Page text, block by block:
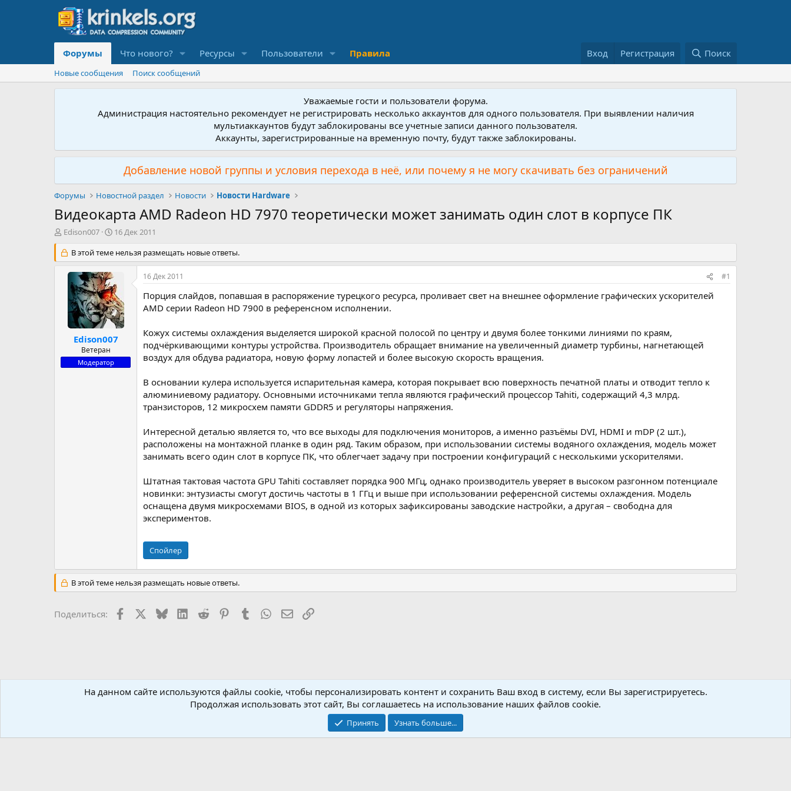
Форумы Что нового? Ресурсы Пользователи Правила Вход Регистрация Поиск
Новые сообщения Поиск сообщений
Уважаемые гости и пользователи форума.
Администрация настоятельно рекомендует не регистрировать несколько аккаунтов для одного пользователя. При выявлении наличия
мультиаккаунтов будут заблокированы все учетные записи данного пользователя.
Аккаунты, зарегистрированные на временную почту, будут также заблокированы.
Добавление новой группы и условия перехода в неё, или почему я не могу скачивать без ограничений
Форумы Новостной раздел Новости Новости Hardware
Видеокарта AMD Radeon HD 7970 теоретически может занимать один слот в корпусе ПК
А
т
о
Edison007
Д
т
а
а
ч
а
л
а
16 Дек 2011
В этой теме нельзя размещать новые ответы.
Edison007
Ветеран
Модератор
16 Дек 2011 #1
Порция слайдов, попавшая в распоряжение турецкого ресурса, проливает свет на внешнее оформление графических ускорителей
AMD серии Radeon HD 7900 в референсном исполнении.
Кожух системы охлаждения выделяется широкой красной полосой по центру и двумя более тонкими линиями по краям,
подчёркивающими контуры устройства. Производитель обращает внимание на увеличенный диаметр турбины, нагнетающей
воздух для обдува радиатора, новую форму лопастей и более высокую скорость вращения.
В основании кулера используется испарительная камера, которая покрывает всю поверхность печатной платы и отводит тепло к
алюминиевому радиатору. Основными источниками тепла являются графический процессор Tahiti, содержащий 4,3 млрд.
транзисторов, 12 микросхем памяти GDDR5 и регуляторы напряжения.
Интересной деталью является то, что все выходы для подключения мониторов, а именно разъёмы DVI, HDMI и mDP (2 шт.),
расположены на монтажной планке в один ряд. Таким образом, при использовании системы водяного охлаждения, модель может
занимать всего один слот в корпусе ПК, что облегчает задачу при построении конфигураций с несколькими ускорителями.
Штатная тактовая частота GPU Tahiti составляет порядка 900 МГц, однако производитель уверяет в высоком разгонном потенциале
новинки: энтузиасты смогут достичь частоты в 1 ГГц и выше при использовании референсной системы охлаждения. Модель
оснащена двумя микросхемами BIOS, в одной из которых зафиксированы заводские настройки, а другая – свободна для
экспериментов.
Спойлер
В этой теме нельзя размещать новые ответы.
Поделиться: FacebookX (Twitter)
BlueskyLinkedIn
Reddit PinterestTumblr WhatsApp
Электронная почта
Ссылка
Новостной раздел Новости Новости Hardware
Обратная связь
На данном сайте используются файлы cookie, чтобы персонализировать контент и сохранить Ваш вход в систему, если Вы зарегистрируетесь.
Продолжая использовать этот сайт, Вы соглашаетесь на использование наших файлов cookie.
Принять Узнать больше...